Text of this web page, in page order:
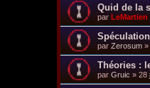
Quid de la
par LeMartien
par Zerosum »
Théories :
par Gruic » 28